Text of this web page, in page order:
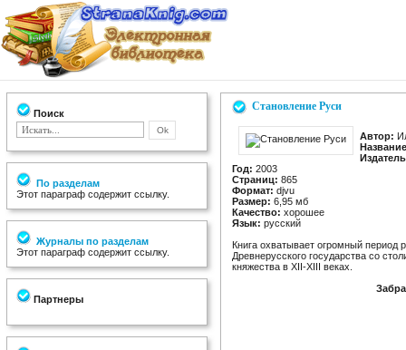
Поиск
По разделам
Этот параграф содержит ссылку.
Журналы по разделам
Этот параграф содержит ссылку.
Партнеры
Становление Руси
Автор:
Год: 2003
Страниц: 865
Формат: djvu
Размер: 6,95 мб
Качество: хорошее
Язык: русский
Книга охватывает огромный период
Древнерусского государства со
княжества в XII-XIII веках.